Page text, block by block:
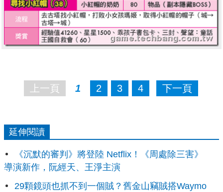
上一頁 1 2 3 4 下一頁
延伸閱讀
《沉默的審判》將登陸 Netflix！《周處除三害》
導演新作，阮經天、王淨主演
29顆鏡頭也抓不到一個賊？舊金山竊賊搭Waymo